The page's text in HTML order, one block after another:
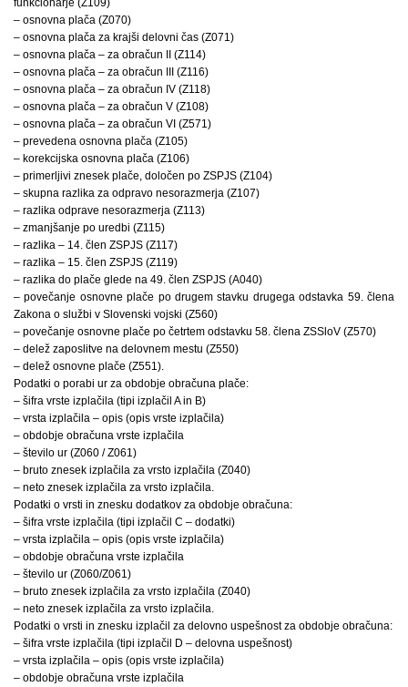
– osnovna plača (Z070)
– osnovna plača za krajši delovni čas (Z071)
– osnovna plača – za obračun II (Z114)
– osnovna plača – za obračun III (Z116)
– osnovna plača – za obračun IV (Z118)
– osnovna plača – za obračun V (Z108)
– osnovna plača – za obračun VI (Z571)
– prevedena osnovna plača (Z105)
– korekcijska osnovna plača (Z106)
– primerljivi znesek plače, določen po ZSPJS (Z104)
– skupna razlika za odpravo nesorazmerja (Z107)
– razlika odprave nesorazmerja (Z113)
– zmanjšanje po uredbi (Z115)
– razlika – 14. člen ZSPJS (Z117)
– razlika – 15. člen ZSPJS (Z119)
– razlika do plače glede na 49. člen ZSPJS (A040)
– povečanje osnovne plače po drugem stavku drugega odstavka 59. člena
Zakona o službi v Slovenski vojski (Z560)
– povečanje osnovne plače po četrtem odstavku 58. člena ZSSloV (Z570)
– delež zaposlitve na delovnem mestu (Z550)
– delež osnovne plače (Z551).
Podatki o porabi ur za obdobje obračuna plače:
– šifra vrste izplačila (tipi izplačil A in B)
– vrsta izplačila – opis (opis vrste izplačila)
– obdobje obračuna vrste izplačila
– število ur (Z060 / Z061)
– bruto znesek izplačila za vrsto izplačila (Z040)
– neto znesek izplačila za vrsto izplačila.
Podatki o vrsti in znesku dodatkov za obdobje obračuna:
– šifra vrste izplačila (tipi izplačil C – dodatki)
– vrsta izplačila – opis (opis vrste izplačila)
– obdobje obračuna vrste izplačila
– število ur (Z060/Z061)
– bruto znesek izplačila za vrsto izplačila (Z040)
– neto znesek izplačila za vrsto izplačila.
Podatki o vrsti in znesku izplačil za delovno uspešnost za obdobje obračuna:
– šifra vrste izplačila (tipi izplačil D – delovna uspešnost)
– vrsta izplačila – opis (opis vrste izplačila)
– obdobje obračuna vrste izplačila